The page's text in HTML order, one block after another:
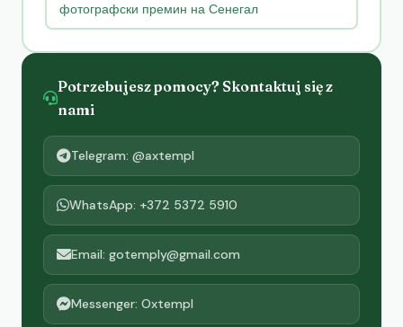
фотографски премин на Сенегал
Potrzebujesz pomocy? Skontaktuj się z
nami
Telegram: @axtempl
WhatsApp: +372 5372 5910
Email: gotemply@gmail.com
Messenger: Oxtempl